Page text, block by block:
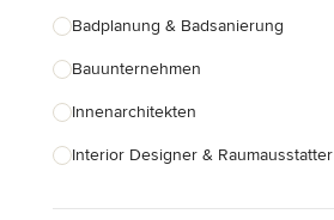
Badplanung & Badsanierung
Bauunternehmen
Innenarchitekten
Interior Designer & Raumausstatter